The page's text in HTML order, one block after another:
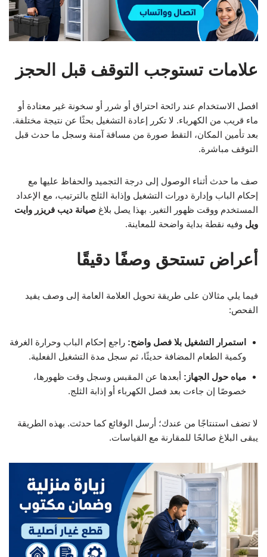
علامات تستوجب التوقف قبل الحجز
افصل الاستخدام عند رائحة احتراق أو شرر أو سخونة غير معتادة أو
ماء قريب من الكهرباء. لا تكرر إعادة التشغيل بحثًا عن نتيجة مختلفة.
بعد تأمين المكان، التقط صورة من مسافة آمنة وسجل ما حدث قبل
التوقف مباشرة.
صف ما حدث أثناء الوصول إلى درجة التجميد والحفاظ عليها مع
إحكام الباب وإدارة دورات التشغيل وإذابة الثلج بالترتيب، مع الإعداد
المستخدم ووقت ظهور التغير. بهذا يصل بلاغ صيانة ديب فريزر وايت
ويل وفيه نقطة بداية واضحة للمعاينة.
أعراض تستحق وصفًا دقيقًا
فيما يلي مثالان على طريقة تحويل العلامة العامة إلى وصف يفيد
الفحص:
استمرار التشغيل بلا فصل واضح: راجع إحكام الباب وحرارة الغرفة
وكمية الطعام المضافة حديثًا، ثم سجل مدة التشغيل الفعلية.
مياه حول الجهاز: أبعدها عن المقبس وسجل وقت ظهورها،
خصوصًا إن جاءت بعد فصل الكهرباء أو إذابة الثلج.
لا تضف استنتاجًا من عندك؛ أرسل الوقائع كما حدثت. بهذه الطريقة
يبقى البلاغ صالحًا للمقارنة مع القياسات.